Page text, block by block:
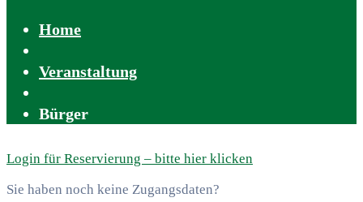
Home
Veranstaltung
Bürger
Login für Reservierung – bitte hier klicken
Sie haben noch keine Zugangsdaten?